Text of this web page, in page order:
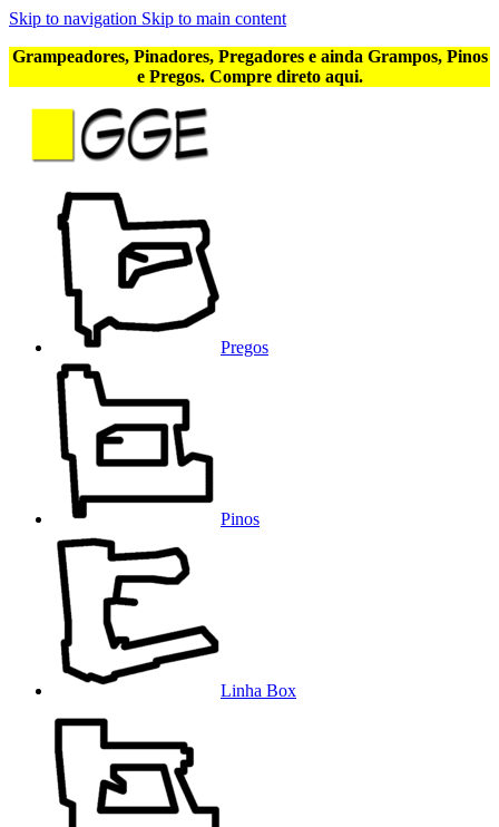
Skip to navigation Skip to main content
Grampeadores, Pinadores, Pregadores e ainda Grampos, Pinos
e Pregos. Compre direto aqui.
Pregos
Pinos
Linha Box